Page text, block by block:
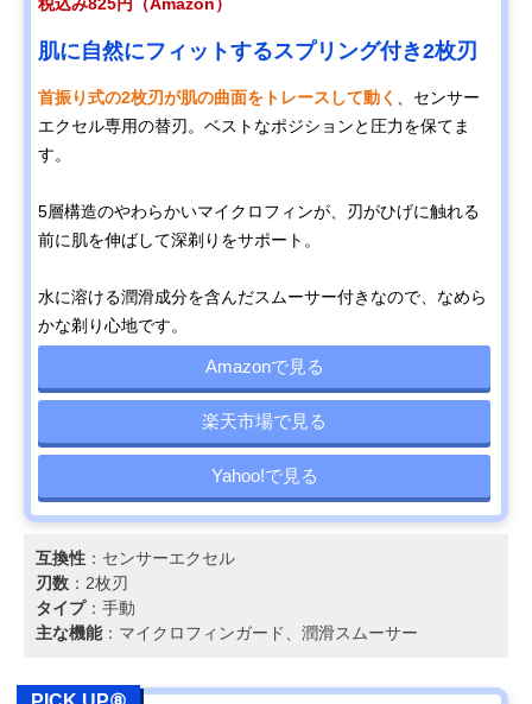
税込み825円（Amazon）
肌に自然にフィットするスプリング付き2枚刃
首振り式の2枚刃が肌の曲面をトレースして動く 、センサー
エクセル専用の替刃。ベストなポジションと圧力を保てま
す。
5層構造のやわらかいマイクロフィンが、刃がひげに触れる
前に肌を伸ばして深剃りをサポート。
水に溶ける潤滑成分を含んだスムーサー付きなので、なめら
かな剃り心地です。
Amazonで見る
楽天市場で見る
Yahoo!で見る
互換性 ：センサーエクセル
刃数 ：2枚刃
タイプ：手動
主な機能：マイクロフィンガード、潤滑スムーサー